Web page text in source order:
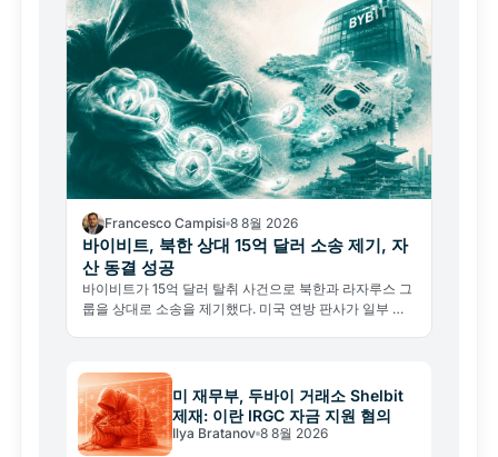
Francesco Campisi 8 8월 2026
바이비트, 북한 상대 15억 달러 소송 제기, 자
산 동결 성공
바이비트가 15억 달러 탈취 사건으로 북한과 라자루스 그
룹을 상대로 소송을 제기했다. 미국 연방 판사가 일부 자
미 재무부, 두바이 거래소 Shelbit
제재: 이란 IRGC 자금 지원 혐의
Ilya Bratanov 8 8월 2026